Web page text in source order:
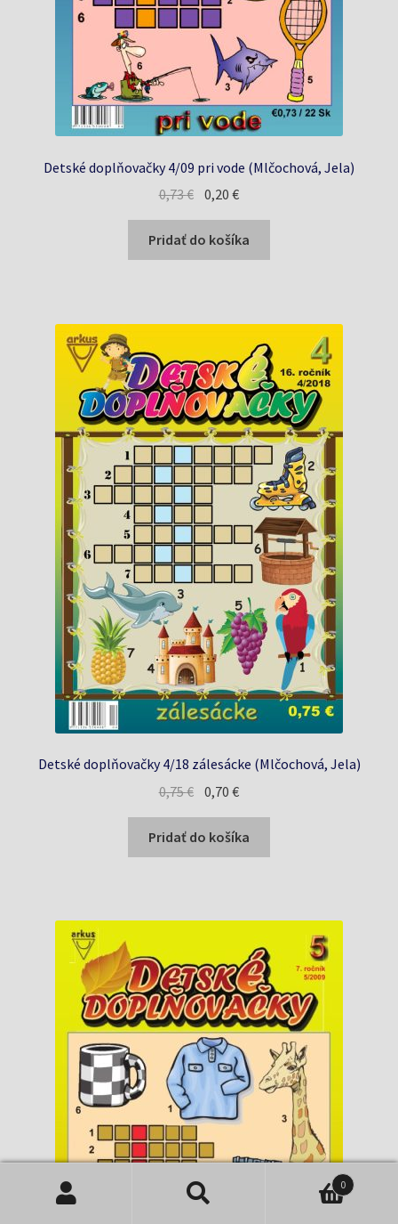
Detské doplňovačky 4/09 pri vode (Mlčochová, Jela)
0,73€ Pôvodná
cena
bola:
0,73 €.
0,20€Aktuálna
cena
je:
0,20 €.
Pridať do košíka
Detské doplňovačky 4/18 zálesácke (Mlčochová, Jela)
0,75€ Pôvodná
cena
bola:
0,75 €.
0,70€Aktuálna
cena
je:
0,70 €.
Pridať do košíka
0